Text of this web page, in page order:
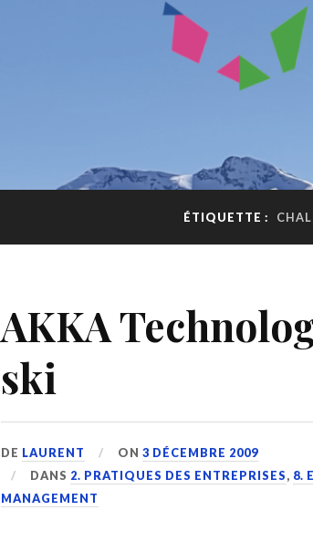
ÉTIQUETTE :
AKKA
ski
DE LAURENT ON3 DÉCEMBRE 2009
DANS 2. PRATIQUES DES ENTREPRISES, 8.
MANAGEMENT